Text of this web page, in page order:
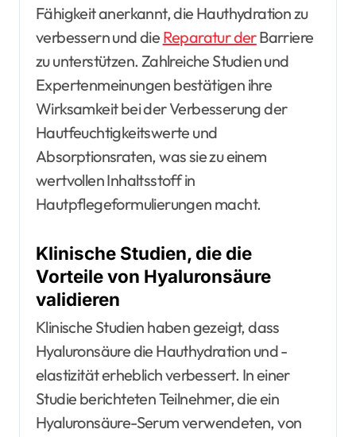
Fähigkeit anerkannt, die Hauthydration zu
verbessern und die Reparatur derBarriere
zu unterstützen. Zahlreiche Studien und
Expertenmeinungen bestätigen ihre
Wirksamkeit bei der Verbesserung der
Hautfeuchtigkeitswerte und
Absorptionsraten, was sie zu einem
wertvollen Inhaltsstoff in
Hautpflegeformulierungen macht.
Klinische Studien, die die
Vorteile von Hyaluronsäure
validieren
Klinische Studien haben gezeigt, dass
Hyaluronsäure die Hauthydration und -
elastizität erheblich verbessert. In einer
Studie berichteten Teilnehmer, die ein
Hyaluronsäure-Serum verwendeten, von